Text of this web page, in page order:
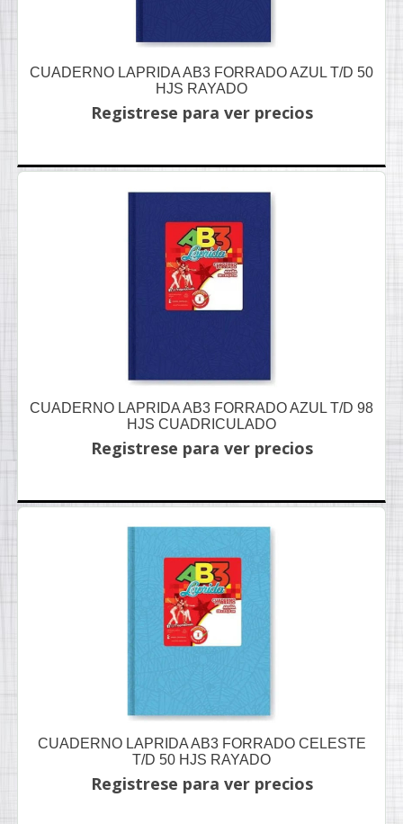
CUADERNO LAPRIDA AB3 FORRADO AZUL T/D 50
HJS RAYADO
Registrese para ver precios
CUADERNO LAPRIDA AB3 FORRADO AZUL T/D 98
HJS CUADRICULADO
Registrese para ver precios
CUADERNO LAPRIDA AB3 FORRADO CELESTE
T/D 50 HJS RAYADO
Registrese para ver precios